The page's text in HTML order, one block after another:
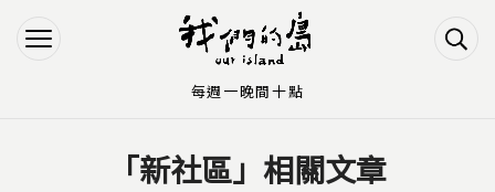
Jump to Navigation
Jump to Main content
「新社區」相關文章
每週一晚間十點